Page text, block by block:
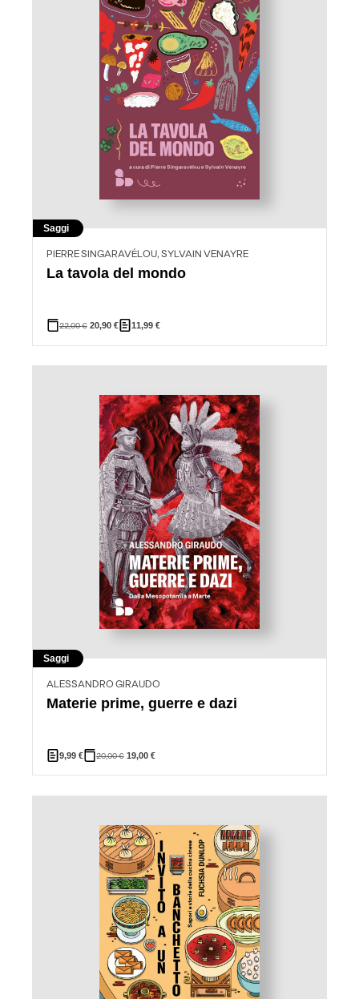
Saggi
PIERRE SINGARAVÉLOU, SYLVAIN VENAYRE
La tavola del mondo
22,00€ 20,90 € 11,99 €
Saggi
ALESSANDRO GIRAUDO
Materie prime, guerre e dazi
9,99 € 20,00€ 19,00 €